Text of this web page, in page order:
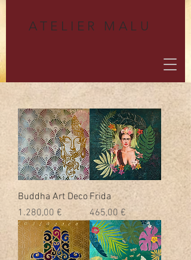
A TELIER MALU
Buddha Art Deco
Preis
1.280,00 €
Frida
Preis
465,00 €